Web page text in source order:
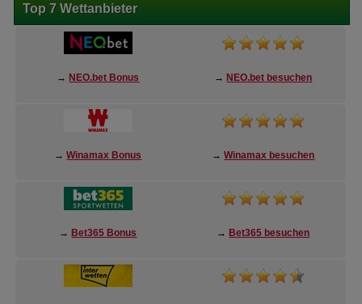
Top 7 Wettanbieter
→ NEO.bet Bonus → NEO.bet besuchen
→Winamax Bonus →Winamax besuchen
→ Bet365 Bonus → Bet365 besuchen